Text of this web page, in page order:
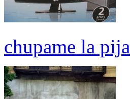
chupame la pija